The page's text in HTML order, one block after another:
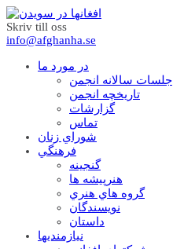
Skriv till oss
info@afghanha.se
در مورد ما
جلسات سالانه انجمن
تاریخچه انجمن
گزارشات
تماس
شوراي زنان
فرهنگي
گنجينه
هنرپيشه ها
گروه هاي هنري
نويسندگان
داستان
نيازمنديها